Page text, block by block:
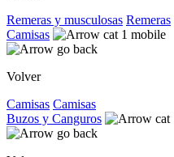
Remeras y musculosas Remeras
Camisas
Volver
Camisas Camisas
Buzos y Canguros